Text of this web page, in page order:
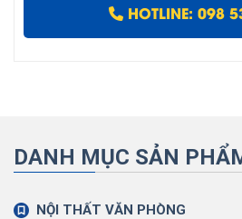
HOTLINE: 098
DANH MỤC SẢN
NỘI THẤT VĂN PHÒNG